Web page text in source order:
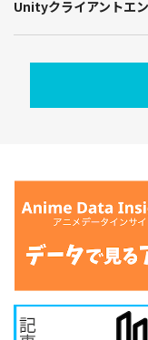
Unityクライアントエ